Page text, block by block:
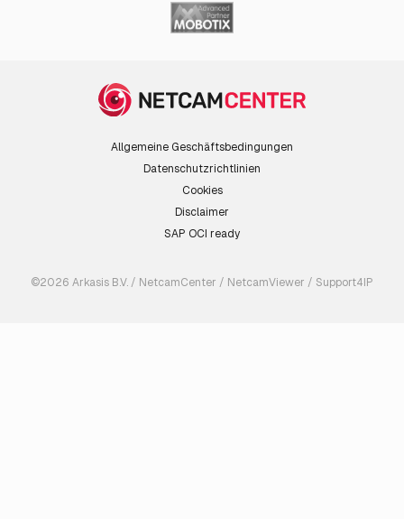
Allgemeine Geschäftsbedingungen
Datenschutzrichtlinien
Cookies
Disclaimer
SAP OCI ready
©2026 Arkasis B.V. / NetcamCenter / NetcamViewer / Support4IP